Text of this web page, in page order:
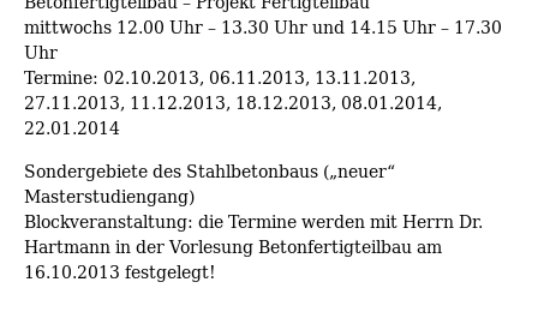
mittwochs 12.00 Uhr – 13.30 Uhr und 14.15 Uhr – 17.30
Uhr
Termine: 02.10.2013, 06.11.2013, 13.11.2013,
27.11.2013, 11.12.2013, 18.12.2013, 08.01.2014,
22.01.2014
Sondergebiete des Stahlbetonbaus („neuer“
Masterstudiengang)
Blockveranstaltung: die Termine werden mit Herrn Dr.
Hartmann in der Vorlesung Betonfertigteilbau am
16.10.2013 festgelegt!